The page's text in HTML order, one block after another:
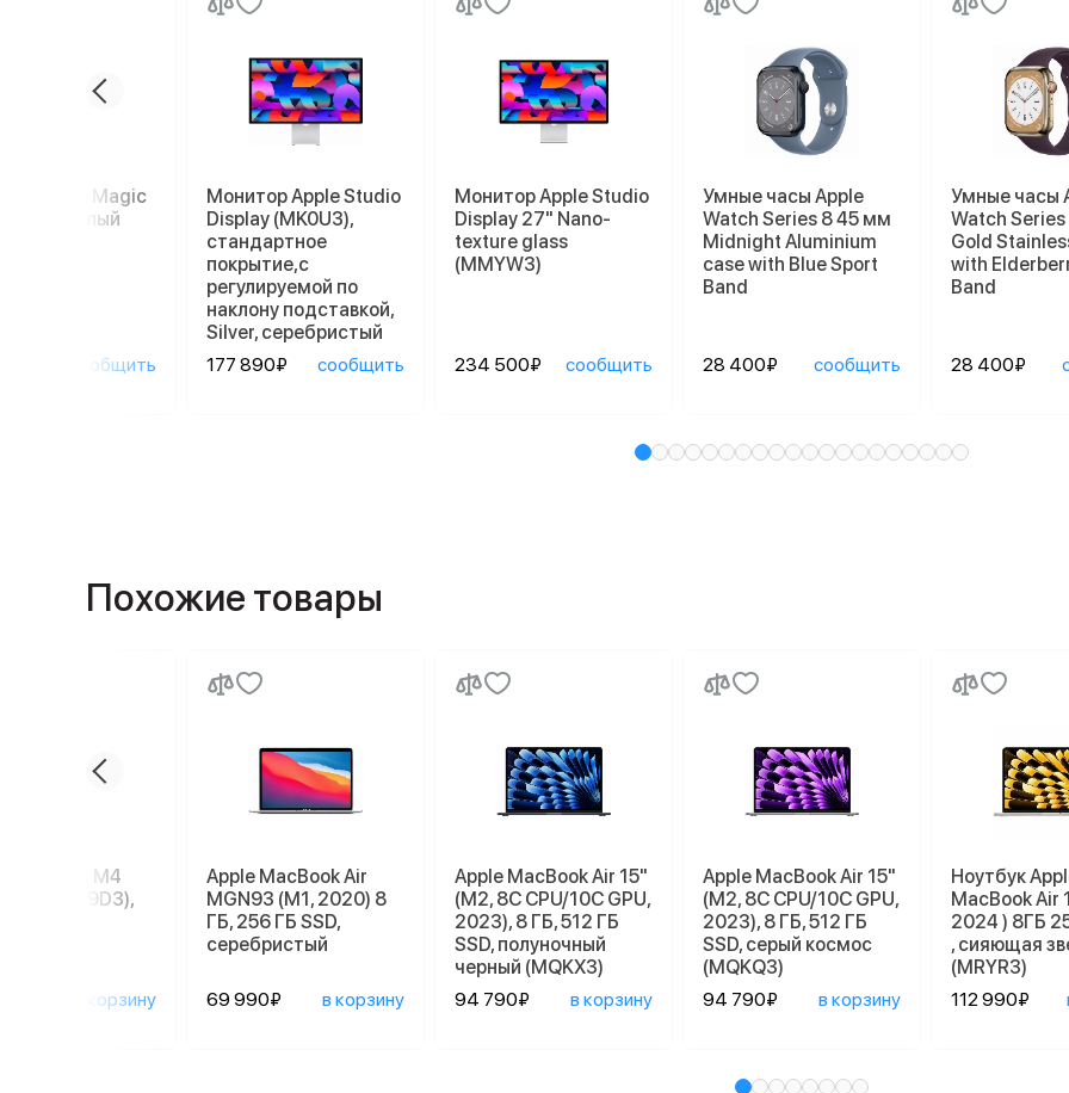
Apple Magic
2, белый
сообщить
Монитор Apple Studio
Display (MK0U3),
стандартное
покрытие,с
регулируемой по
наклону подставкой,
Silver, серебристый
177 890₽
сообщить
Монитор Apple Studio
Display 27" Nano-
texture glass
(MMYW3)
234 500₽ сообщить
Умные часы Apple
Watch Series 8 45 мм
Midnight Aluminium
case with Blue Sport
Band
28 400₽ сообщить
Умные часы
Watch
Gold
with
Band
28 400₽
Похожие товары
Mac mini M4
ГБ (MU9D3),
в корзину
Apple MacBook Air
MGN93 (M1, 2020) 8
ГБ, 256 ГБ SSD,
серебристый
69 990₽ в корзину
Apple MacBook Air 15"
(M2, 8C CPU/10C GPU,
2023), 8 ГБ, 512 ГБ
SSD, полуночный
черный (MQKX3)
94 790₽
в корзину
Apple MacBook Air 15"
(M2, 8C CPU/10C GPU,
2023), 8 ГБ, 512 ГБ
SSD, серый космос
(MQKQ3)
94 790₽
в корзину
Ноутбук
MacBook Air
2024 ) 8ГБ
, сияющая
(MRYR3)
112 990₽